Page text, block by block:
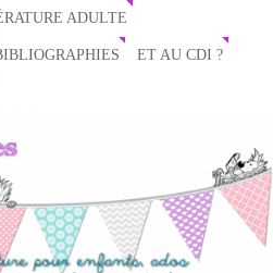
ADULTE
ET AU CDI ?